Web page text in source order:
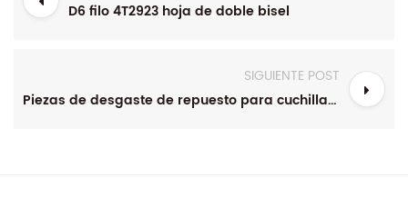
D6 filo 4T2923 hoja de doble bisel
SIGUIENTE POST
Piezas de desgaste de repuesto para cuchilla niveladora curva de doble bisel